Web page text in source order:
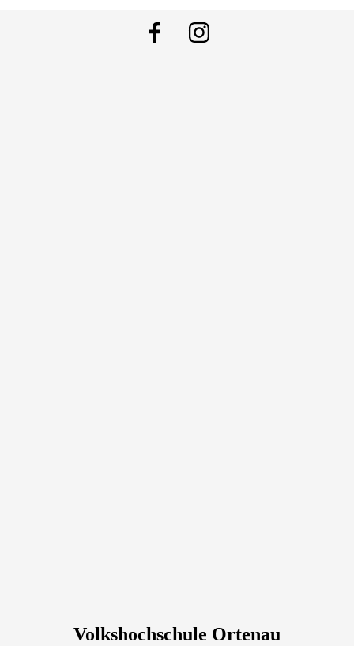
Volkshochschule Ortenau